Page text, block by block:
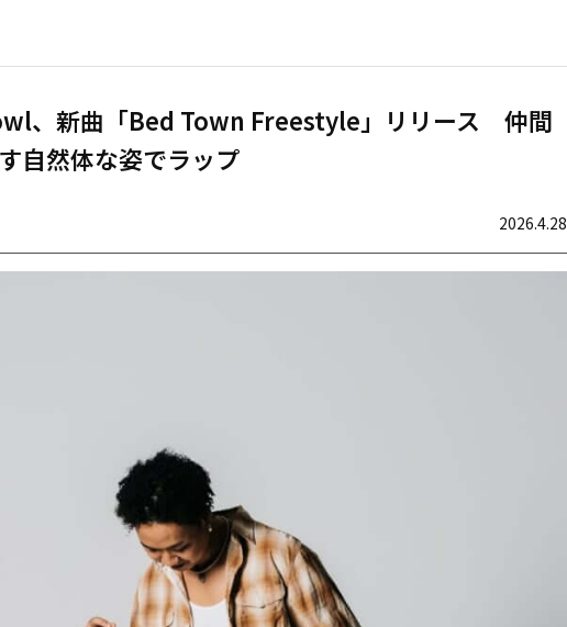
、新曲「Bed Town Freestyle」リリース 仲間
自然体な姿でラップ
2026.4.28